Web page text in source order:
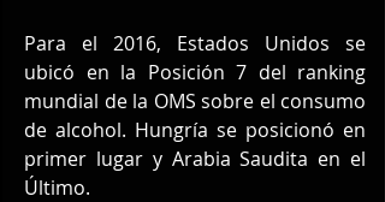
Para el 2016, Estados Unidos se
ubicó en la Posición 7 del ranking
mundial de la OMS sobre el consumo
de alcohol. Hungría se posicionó en
primer lugar y Arabia Saudita en el
Último.